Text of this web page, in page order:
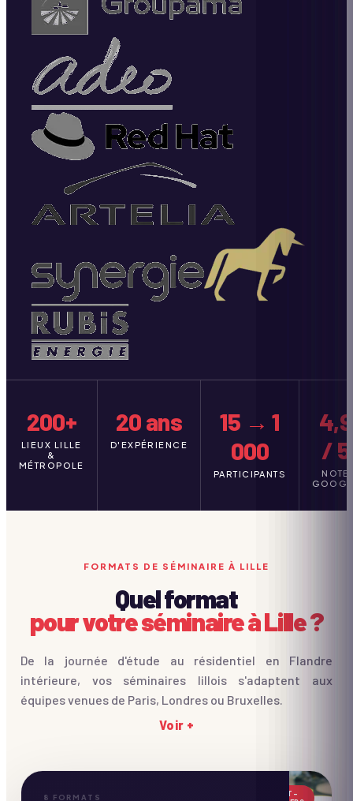
200+
LIEUX LILLE
&
MÉTROPOLE
20 ans
D'EXPÉRIENCE
15 → 1
000
PARTICIPANTS
4,9
/ 5
NOTE
FORMATS DE SÉMINAIRE À LILLE
Quel format
pour votre séminaire à Lille ?
De la journée d'étude au résidentiel en Flandre
intérieure, vos séminaires lillois s'adaptent aux
équipes venues de Paris, Londres ou Bruxelles.
Voir +
8 FORMATS
BEST-